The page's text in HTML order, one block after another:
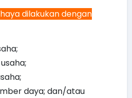
dilakukan dengan
daya; dan/atau